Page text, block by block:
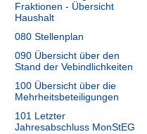
Fraktionen - Übersicht
Haushalt
080 Stellenplan
090 Übersicht über den
Stand der Vebindlichkeiten
100 Übersicht über die
Mehrheitsbeteiligungen
101 Letzter
Jahresabschluss MonStEG